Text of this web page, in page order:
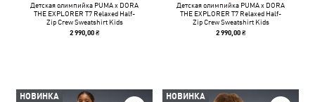
Детская олимпийка PUMA x DORA
THE EXPLORER T7 Relaxed Half-
Zip Crew Sweatshirt Kids
2 990,00 ₴
Детская олимпийка PUMA x DORA
THE EXPLORER T7 Relaxed Half-
Zip Crew Sweatshirt Kids
2 990,00 ₴
НОВИНКА НОВИНКА